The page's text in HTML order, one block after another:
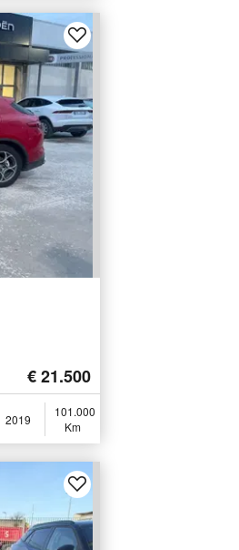
€ 21.500
2019
101.000
Km